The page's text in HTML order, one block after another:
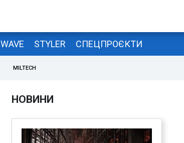
WAVE STYLER СПЕЦПРОЄКТИ
MILTECH
НОВИНИ